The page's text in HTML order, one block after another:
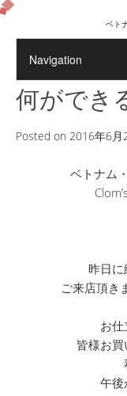
ベト
何ができ
Posted on 2016年6月
ベトナム
昨日
ご来店頂き
お
皆様お
午後